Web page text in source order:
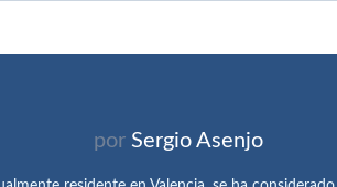
por Sergio Asenjo